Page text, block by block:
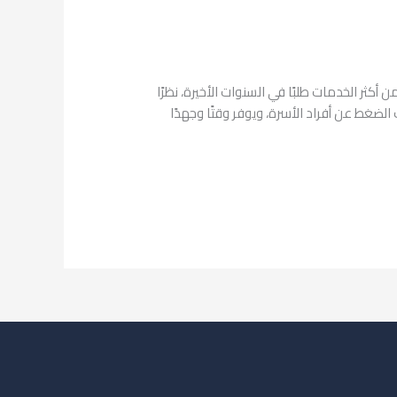
الخدمات طلبًا في السنوات الأخيرة، نظرًا
عن أفراد الأسرة، ويوفر وقتًا وجهدًا